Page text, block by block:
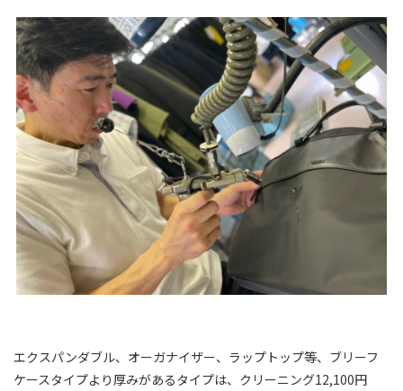
エクスパンダブル、オーガナイザー、ラップトップ等、ブリーフ
ケースタイプより厚みがあるタイプは、クリーニング12,100円